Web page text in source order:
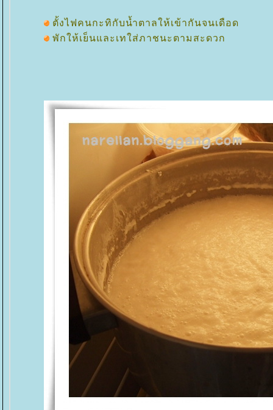
ตั้งไฟคนกะทิกับน้ำตาลให้เข้ากันจนเดือด
พักให้เย็นและเทใส่ภาชนะตามสะดวก